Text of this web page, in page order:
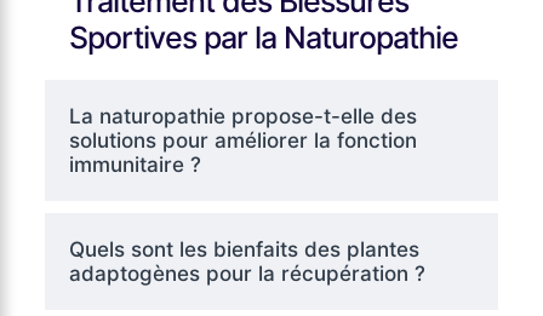
Sportives par la Naturopathie
La naturopathie propose-t-elle des
solutions pour améliorer la fonction
immunitaire ?
Quels sont les bienfaits des plantes
adaptogènes pour la récupération ?